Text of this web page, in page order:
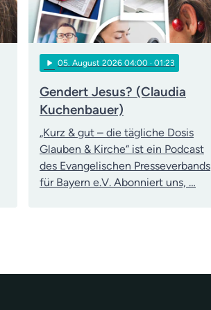
play_arrow 05 . August 2026 04:00 · 01:23
Gendert Jesus? (Claudia
Kuchenbauer)
„Kurz & gut – die tägliche Dosis
Glauben & Kirche“ ist ein Podcast
des Evangelischen Presseverbands
für Bayern e.V. Abonniert uns, …